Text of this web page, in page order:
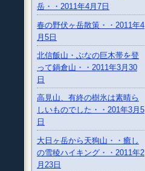
岳・・2011年4月7日
春の野伏ヶ岳散策・・2011年4
月5日
北信飯山・ぶなの巨木帯を登
って鍋倉山・・2011年3月30
日
高見山、有終の樹氷は素晴ら
しいものでした・・201年3月5
日
大日ヶ岳から天狗山・・癒し
の雪稜ハイキング・・2011年2
月23日